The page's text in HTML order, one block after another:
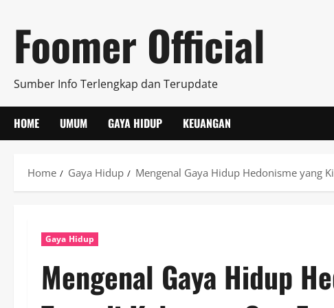
content
Foomer Official
Sumber Info Terlengkap dan Terupdate
HOME UMUM GAYA HIDUP KEUANGAN
Home Gaya Hidup Mengenal Gaya Hidup Hedonisme yang
Gaya Hidup
Mengenal Gaya Hidup